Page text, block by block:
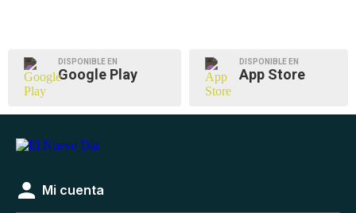
DISPONIBLE EN
Google Play
DISPONIBLE EN
App Store
Mi cuenta